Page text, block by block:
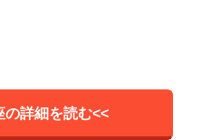
の詳細を読む<<